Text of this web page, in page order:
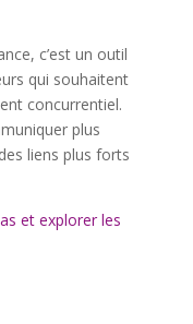
c’est un outil
qui souhaitent
concurrentiel.
plus
liens plus forts
et explorer les